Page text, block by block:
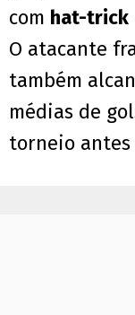
com hat-trick
O atacante
também
médias de
torneio antes